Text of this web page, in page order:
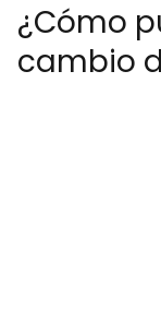
¿Cómo
cambio